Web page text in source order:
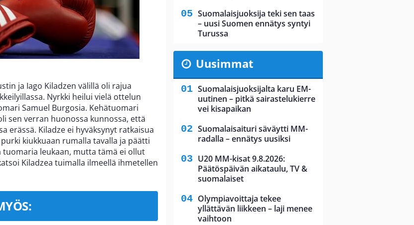
ja Iago Kiladzen välillä oli rajua
Nyrkki heilui vielä ottelun
Samuel Burgosia. Kehätuomari
sen verran huonossa kunnossa, että
erässä. Kiladze ei hyväksynyt ratkaisua
kiukkuaan rumalla tavalla ja päätti
tuomaria leukaan, mutta tämä ei ollut
Kiladzea tuimalla ilmeellä ihmetellen
Suomalaisjuoksija teki sen taas
– uusi Suomen ennätys syntyi
Turussa
Uusimmat
Suomalaisjuoksijalta karu EM-
uutinen – pitkä sairastelukierre
vei kisapaikan
Suomalaisaituri säväytti MM-
radalla – ennätys uusiksi
U20 MM-kisat 9.8.2026:
Päätöspäivän aikataulu, TV &
suomalaiset
Olympiavoittaja tekee
yllättävän liikkeen – laji menee
vaihtoon